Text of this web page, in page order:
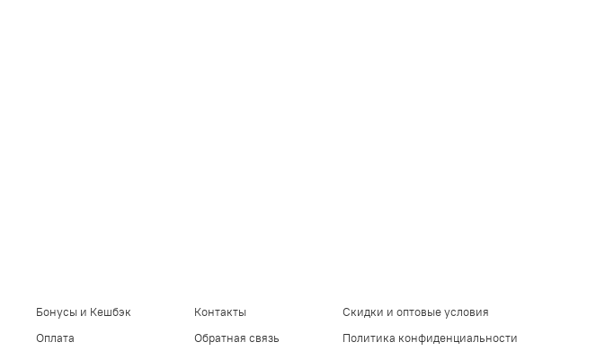
Бонусы и Кешбэк
Оплата
Контакты
Обратная связь
Скидки и оптовые условия
Политика конфиденциальности